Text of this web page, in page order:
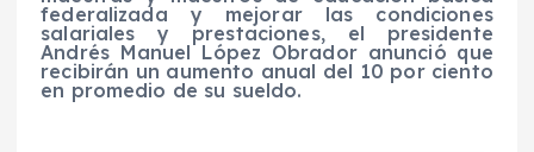
federalizada y mejorar las condiciones
salariales y prestaciones, el presidente
Andrés Manuel López Obrador anunció que
recibirán un aumento anual del 10 por ciento
en promedio de su sueldo.